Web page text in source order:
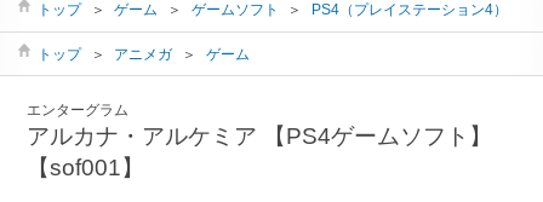
トップ ＞ ゲーム ＞ ゲームソフト ＞ PS4（プレイステーション4）
トップ ＞ アニメガ ＞ ゲーム
エンターグラム
アルカナ・アルケミア 【PS4ゲームソフト】
【sof001】